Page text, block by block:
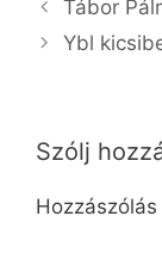
Tábor
Ybl
Szólj